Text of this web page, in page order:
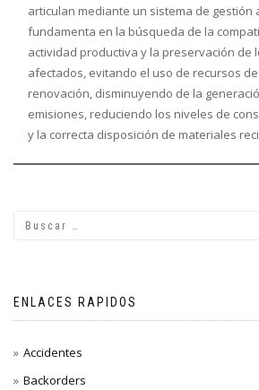
articulan mediante un sistema de gestión
fundamenta en la búsqueda de la
actividad productiva y la preservación de
afectados, evitando el uso de recursos
renovación, disminuyendo de la
emisiones, reduciendo los niveles de
y la correcta disposición de materiales
ENLACES RAPIDOS
Accidentes
Backorders